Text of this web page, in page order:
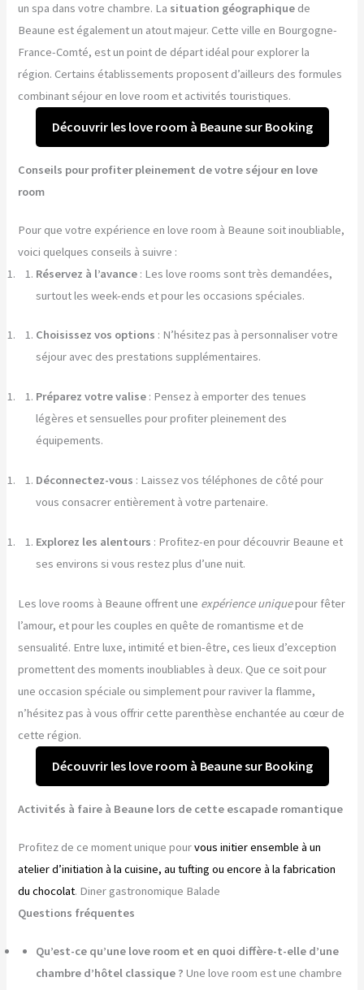
un spa dans votre chambre. La situation géographique de
Beaune est également un atout majeur. Cette ville en Bourgogne-
France-Comté, est un point de départ idéal pour explorer la
région. Certains établissements proposent d’ailleurs des formules
combinant séjour en love room et activités touristiques.
Découvrir les love room à Beaune sur Booking
Conseils pour profiter pleinement de votre séjour en love
room
Pour que votre expérience en love room à Beaune soit inoubliable,
voici quelques conseils à suivre :
Réservez à l’avance : Les love rooms sont très demandées,
surtout les week-ends et pour les occasions spéciales.
Choisissez vos options : N’hésitez pas à personnaliser votre
séjour avec des prestations supplémentaires.
Préparez votre valise : Pensez à emporter des tenues
légères et sensuelles pour profiter pleinement des
équipements.
Déconnectez-vous : Laissez vos téléphones de côté pour
vous consacrer entièrement à votre partenaire.
Explorez les alentours : Profitez-en pour découvrir Beaune et
ses environs si vous restez plus d’une nuit.
Les love rooms à Beaune offrent une expérience uniquepour fêter
l’amour, et pour les couples en quête de romantisme et de
sensualité. Entre luxe, intimité et bien-être, ces lieux d’exception
promettent des moments inoubliables à deux. Que ce soit pour
une occasion spéciale ou simplement pour raviver la flamme,
n’hésitez pas à vous offrir cette parenthèse enchantée au cœur de
cette région.
Découvrir les love room à Beaune sur Booking
Activités à faire à Beaune lors de cette escapade romantique
Profitez de ce moment unique pourvous initier ensemble à un
atelier d’initiation à la cuisine, au tufting ou encore à la fabrication
du chocolat. Diner gastronomique Balade
Questions fréquentes
Qu’est-ce qu’une love room et en quoi diffère-t-elle d’une
chambre d’hôtel classique ? Une love room est une chambre